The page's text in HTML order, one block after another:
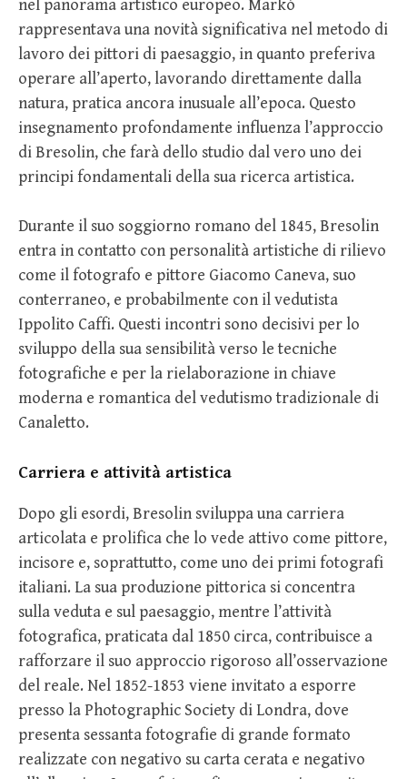
nel panorama artistico europeo. Markó
rappresentava una novità significativa nel metodo di
lavoro dei pittori di paesaggio, in quanto preferiva
operare all’aperto, lavorando direttamente dalla
natura, pratica ancora inusuale all’epoca. Questo
insegnamento profondamente influenza l’approccio
di Bresolin, che farà dello studio dal vero uno dei
principi fondamentali della sua ricerca artistica.
Durante il suo soggiorno romano del 1845, Bresolin
entra in contatto con personalità artistiche di rilievo
come il fotografo e pittore Giacomo Caneva, suo
conterraneo, e probabilmente con il vedutista
Ippolito Caffi. Questi incontri sono decisivi per lo
sviluppo della sua sensibilità verso le tecniche
fotografiche e per la rielaborazione in chiave
moderna e romantica del vedutismo tradizionale di
Canaletto.
Carriera e attività artistica
Dopo gli esordi, Bresolin sviluppa una carriera
articolata e prolifica che lo vede attivo come pittore,
incisore e, soprattutto, come uno dei primi fotografi
italiani. La sua produzione pittorica si concentra
sulla veduta e sul paesaggio, mentre l’attività
fotografica, praticata dal 1850 circa, contribuisce a
rafforzare il suo approccio rigoroso all’osservazione
del reale. Nel 1852-1853 viene invitato a esporre
presso la Photographic Society di Londra, dove
presenta sessanta fotografie di grande formato
realizzate con negativo su carta cerata e negativo